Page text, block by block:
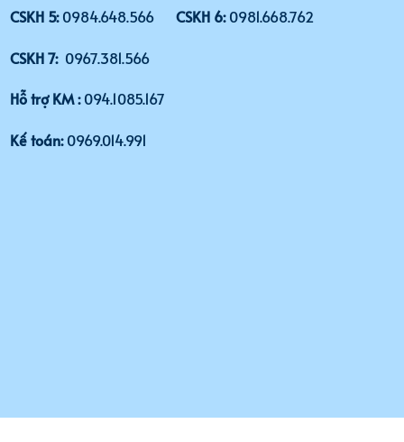
CSKH 5:0984.648.566 CSKH 6:0981.668.762
CSKH 7: 0967.381.566
Hỗ trợ KM :094.1085.167
Kế toán:0969.014.991